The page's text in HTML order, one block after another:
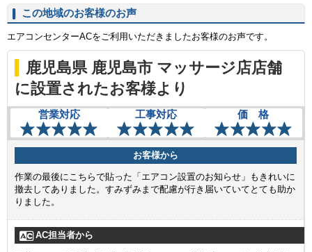
この地域のお客様のお声
エアコンセンターACをご利用いただきましたお客様のお声です。
鹿児島県 鹿児島市 マッサージ店店舗
に設置されたお客様より
営業対応 工事対応 価 格
お客様から
作業の最後にこちらで貼った「エアコン設置のお知らせ」もきれいに
撤去してありました。すみずみまで配慮が行き届いていてとても助か
りました。
AC担当者から